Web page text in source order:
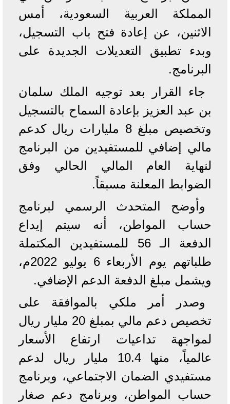
المملكة العربية السعودية، أمس
الاثنين، عن إعادة فتح باب التسجيل،
وبدء تطبيق التعديلات الجديدة على
البرنامج.
جاء القرار بعد توجيه الملك سلمان
بن عبد العزيز بإعادة السماح بالتسجيل
وتخصيص مبلغ 8 مليارات ريال كدعم
مالي إضافي للمستفيدين من البرنامج
لنهاية العام المالي الحالي وفق
الضوابط المعلنة مسبقاً.
وأوضح المتحدث الرسمي لبرنامج
حساب المواطن، أنه سيتم إيداع
الدفعة الـ 56 للمستفيدين المكتملة
طلباتهم يوم الأربعاء 6 يوليو 2022م،
ويشمل مبلغ الدفعة الدعم الإضافي.
وصدر أمر ملكي بالموافقة على
تخصيص دعم مالي بمبلغ 20 مليار ريال
لمواجهة تداعيات ارتفاع الأسعار
عالمياً، منها 10.4 مليار ريال لدعم
مستفيدي الضمان الاجتماعي، وبرنامج
حساب المواطن، وبرنامج دعم صغار